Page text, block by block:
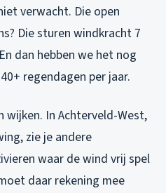
verwacht. Die open
Die sturen windkracht 7
dan hebben we het nog
regendagen per jaar.
wijken. In Achterveld-West,
zie je andere
waar de wind vrij spel
daar rekening mee